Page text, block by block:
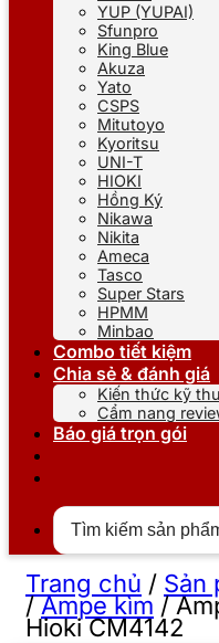
YUP (YUPAI)
Sfunpro
King Blue
Akuza
Yato
CSPS
Mitutoyo
Kyoritsu
UNI-T
HIOKI
Hồng Ký
Nikawa
Nikita
Ameca
Tasco
Super Stars
HPMM
Minbao
Combo tiết kiệm
Chia sẻ & đánh giá
Kiến thức kỹ
Cẩm nang
Báo giá trọn gói
Trang chủ / Sản
/Ampe kìm /
Hioki CM4142